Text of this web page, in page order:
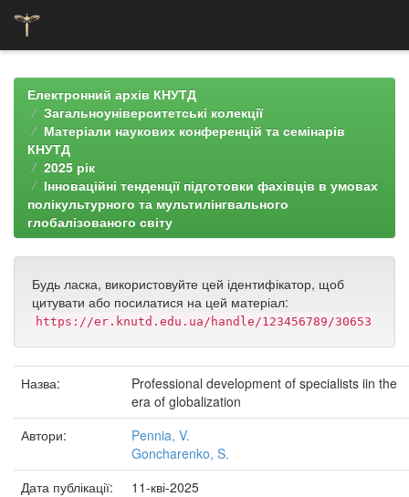
navigationЕлектронний архів КНУТД
Загальноуніверситетські колекції
Матеріали наукових конференцій та семінарів
КНУТД
2025 рік
Інноваційні тенденції підготовки фахівців в умовах
полікультурного та мультилінгвального
глобалізованого світу
Будь ласка, використовуйте цей ідентифікатор, щоб
цитувати або посилатися на цей матеріал:
https://er.knutd.edu.ua/handle/123456789/30653
Назва:
Professional development of specialists iin the
era of globalization
Автори:
Pennia, V.
Goncharenko, S.
Дата публікації:
11-кві-2025